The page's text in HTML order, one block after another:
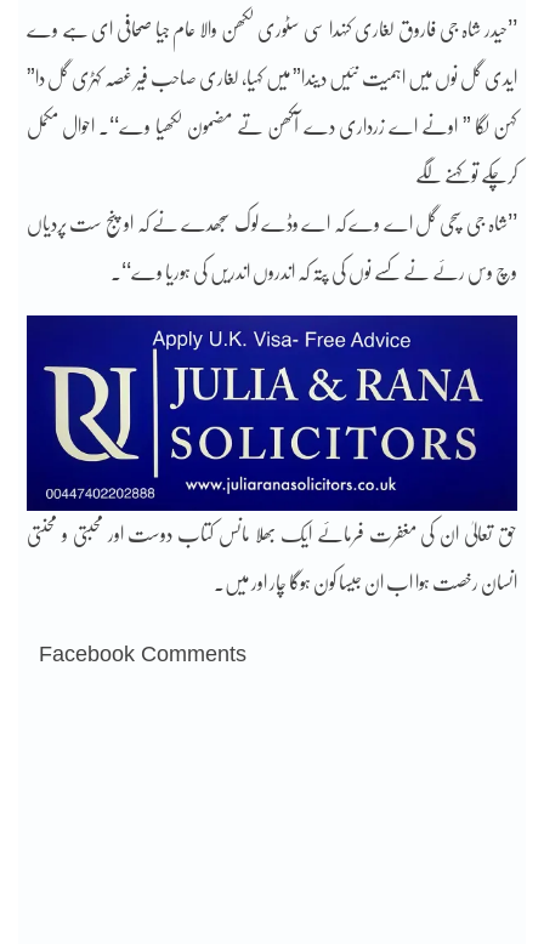
’’حیدر شاہ جی فاروق لغاری کنہدا سی سٹوری لکھن والا عام جیا صحافی ای ہے وے
ایدی گل نوں میں اہمیت نئیں دیندا” میں کہیا، لغاری صاحب فیر غصہ کہڑی گل دا”
کہن لگا ” اونے اے زرداری دے آکھن تے مضمون لکھیا وے‘‘۔ احوال مکمل
کرچکے تو کہنے لگے
’’شاہ جی سچی گل اے وے کہ اے وڈے لوک سجھدے نے کہ او پنج ست پردیاں
وچ وس رئے نے کسے نوں کی پتہ کہ اندروں اندریں کی ہوریا وے‘‘۔
حق تعالیٰ ان کی مغفرت فرمائے ایک بھلا مانس کتاب دوست اور محبتی و محنتی
انسان رخصت ہوا اب ان جیسا کون ہوگا چار اور میں۔
Facebook Comments